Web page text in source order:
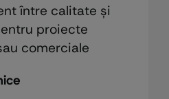
între calitate și
proiecte
comerciale